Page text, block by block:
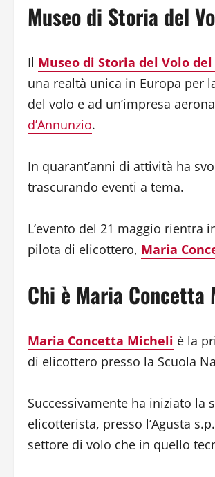
Museo di Storia del
Il Museo di Storia del Volo
una realtà unica in Europa per
del volo e ad un’impresa
d’Annunzio.
In quarant’anni di attività ha
trascurando eventi a tema.
L’evento del 21 maggio rientra
pilota di elicottero, Maria
Chi è Maria Concetta
Maria Concetta Micheli è la
di elicottero presso la Scuola
Successivamente ha iniziato la
elicotterista, presso l’Agusta
settore di volo che in quello